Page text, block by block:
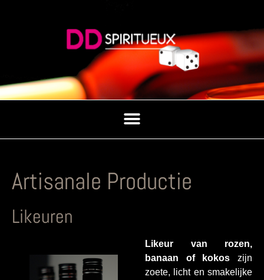
Artisanale Productie
Likeuren
Likeur van rozen,
banaan of kokos zijn
zoete, licht en smakelijke